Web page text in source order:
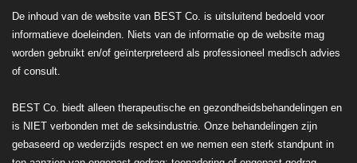
De inhoud van de website van BEST Co. is uitsluitend bedoeld voor
informatieve doeleinden. Niets van de informatie op de website mag
worden gebruikt en/of geïnterpreteerd als professioneel medisch advies
of consult.
BEST Co. biedt alleen therapeutische en gezondheidsbehandelingen en
is NIET verbonden met de seksindustrie. Onze behandelingen zijn
gebaseerd op wederzijds respect en we nemen een sterk standpunt in